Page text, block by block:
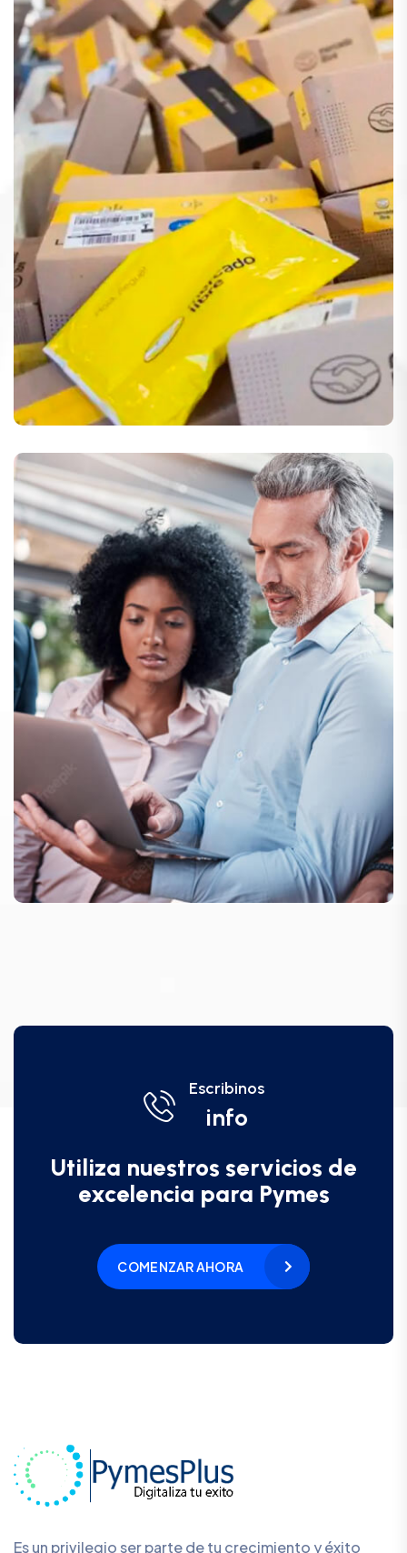
Escribinos
info
Utiliza nuestros servicios de
excelencia para Pymes
COMENZAR AHORA
Es un privilegio ser parte de tu crecimiento y éxito